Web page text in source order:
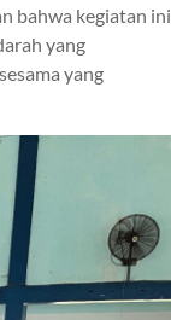
bahwa kegiatan ini
yang
yang